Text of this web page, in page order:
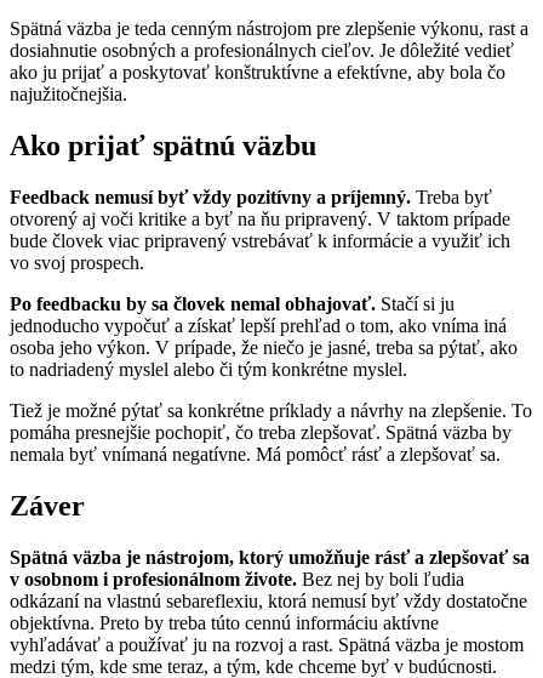
Spätná väzba je teda cenným nástrojom pre zlepšenie výkonu, rast a
dosiahnutie osobných a profesionálnych cieľov. Je dôležité vedieť
ako ju prijať a poskytovať konštruktívne a efektívne, aby bola čo
najužitočnejšia.
Ako prijať spätnú väzbu
Feedback nemusí byť vždy pozitívny a príjemný. Treba byť
otvorený aj voči kritike a byť na ňu pripravený. V taktom prípade
bude človek viac pripravený vstrebávať k informácie a využiť ich
vo svoj prospech.
Po feedbacku by sa človek nemal obhajovať. Stačí si ju
jednoducho vypočuť a získať lepší prehľad o tom, ako vníma iná
osoba jeho výkon. V prípade, že niečo je jasné, treba sa pýtať, ako
to nadriadený myslel alebo či tým konkrétne myslel.
Tiež je možné pýtať sa konkrétne príklady a návrhy na zlepšenie. To
pomáha presnejšie pochopiť, čo treba zlepšovať. Spätná väzba by
nemala byť vnímaná negatívne. Má pomôcť rásť a zlepšovať sa.
Záver
Spätná väzba je nástrojom, ktorý umožňuje rásť a zlepšovať sa
v osobnom i profesionálnom živote. Bez nej by boli ľudia
odkázaní na vlastnú sebareflexiu, ktorá nemusí byť vždy dostatočne
objektívna. Preto by treba túto cennú informáciu aktívne
vyhľadávať a používať ju na rozvoj a rast. Spätná väzba je mostom
medzi tým, kde sme teraz, a tým, kde chceme byť v budúcnosti.